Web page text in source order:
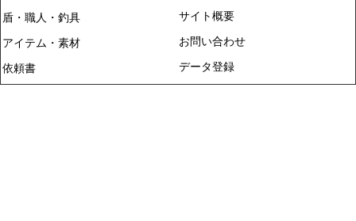
盾・職人・釣具
アイテム・素材
依頼書
サイト概要
お問い合わせ
データ登録